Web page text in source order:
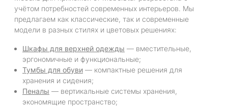
учётом потребностей современных интерьеров. Мы
предлагаем как классические, так и современные
модели в разных стилях и цветовых решениях:
Шкафы для верхней одежды — вместительные,
эргономичные и функциональные;
Тумбы для обуви — компактные решения для
хранения и сидения;
Пеналы — вертикальные системы хранения,
экономящие пространство;